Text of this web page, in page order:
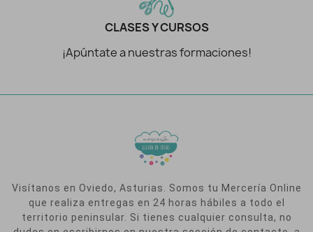
CLASES Y CURSOS
¡Apúntate a nuestras formaciones!
Visítanos en Oviedo, Asturias. Somos tu Mercería Online
que realiza entregas en 24 horas hábiles a todo el
territorio peninsular. Si tienes cualquier consulta, no